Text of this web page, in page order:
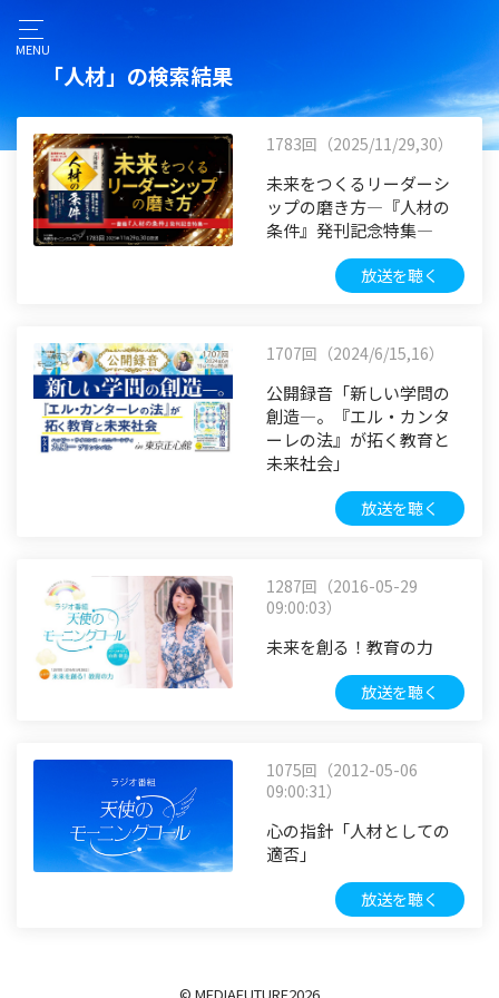
MENU
「人材」の検索結果
1783回（2025/11/29,30）
未来をつくるリーダーシ
ップの磨き方―『人材の
条件』発刊記念特集―
放送を聴く
1707回（2024/6/15,16）
公開録音「新しい学問の
創造―。『エル・カンタ
ーレの法』が拓く教育と
未来社会」
放送を聴く
1287回（2016-05-29
09:00:03）
未来を創る！教育の力
放送を聴く
1075回（2012-05-06
09:00:31）
心の指針「人材としての
適否」
放送を聴く